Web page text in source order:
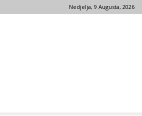
Nedjelja, 9 Augusta, 2026